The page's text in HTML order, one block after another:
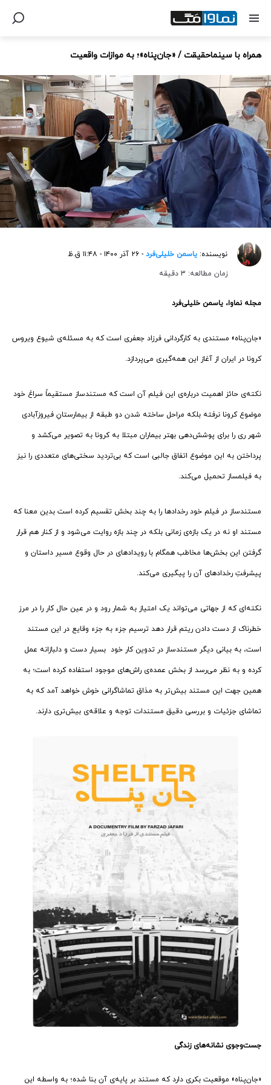
همراه با سینماحقیقت / «جان‌پناه»؛ به موازات واقعیت
نویسنده: یاسمن خلیلی‌فرد - ۲۶ آذر ۱۴۰۰ - ۱۱:۴۸ ق.ظ
زمان مطالعه: 3 دقیقه
مجله نماوا، یاسمن خلیلی‌فرد
«جان‌پناه» مستندی به کارگردانی فرزاد جعفری است که به مسئله‌ی شیوع ویروس
کرونا در ایران از آغاز این همه‌گیری می‌پردازد.
نکته‌ی حائز اهمیت درباره‌ی این فیلم آن است که مستندساز مستقیماً سراغ خود
موضوع کرونا نرفته بلکه مراحل ساخته شدن دو طبقه از بیمارستانِ فیروزآبادی
شهر ری را برای پوشش‌دهی بهتر بیماران مبتلا به کرونا به تصویر می‌کشد و
پرداختن به این موضوع اتفاق جالبی است که بی‌تردید سختی‌های متعددی را نیز
به فیلمساز تحمیل می‌کند.
مستندساز در فیلم خود رخدادها را به چند بخش تقسیم کرده است بدین معنا که
مستند او نه در یک بازه‌ی زمانی بلکه در چند بازه روایت می‌شود و از کنار هم قرار
گرفتن این بخش‌ها مخاطب همگام با رویدادهای در حال وقوع مسیر داستان و
پیشرفتِ رخدادهای آن را پیگیری می‌کند.
نکته‌ای که از جهاتی می‌تواند یک امتیاز به شمار رود و در عین حال کار را در مرز
خطرناک از دست دادن ریتم قرار دهد ترسیم جزء به جزء وقایع در این مستند
است، به بیانی دیگر مستندساز در تدوین کار خود بسیار دست و دلبازانه عمل
کرده و به نظر می‌رسد از بخش عمده‌ی راش‌های موجود استفاده کرده است؛ به
همین جهت این مستند بیش‌تر به مذاق تماشاگرانی خوش خواهد آمد که به
تماشای جزئیات و بررسی دقیق مستندات توجه و علاقه‌ی بیش‌تری دارند.
جست‌و‌جوی نشانه‌های زندگی
«جان‌پناه» موقعیت بکری دارد که مستند بر پایه‌ی آن بنا شده؛ به واسطه این